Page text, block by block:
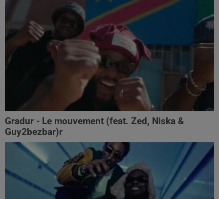
Gradur - Le mouvement (feat. Zed, Niska &
Guy2bezbar)r